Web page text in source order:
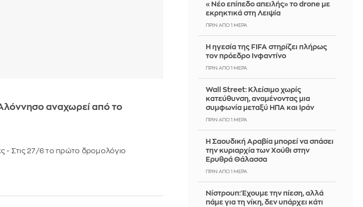
αναχωρεί από το
- Στις 27/6 το πρώτο δρομολόγιο
«Νέο επίπεδο απειλής» το drone με
εκρηκτικά στη Λειψία
ΠΡΙΝ ΑΠΌ 1 ΜΈΡΑ
Η ηγεσία της FIFA στηρίζει πλήρως
τον πρόεδρο Ινφαντίνο
ΠΡΙΝ ΑΠΌ 1 ΜΈΡΑ
Wall Street: Κλείσιμο χωρίς
κατεύθυνση, αναμένοντας μια
συμφωνία μεταξύ ΗΠΑ και Ιράν
ΠΡΙΝ ΑΠΌ 1 ΜΈΡΑ
Η Σαουδική Αραβία μπορεί να σπάσει
την κυριαρχία των Χούθι στην
Ερυθρά Θάλασσα
ΠΡΙΝ ΑΠΌ 1 ΜΈΡΑ
Νίστρουπ: Έχουμε την πίεση, αλλά
πάμε για τη νίκη, δεν υπάρχει κάτι